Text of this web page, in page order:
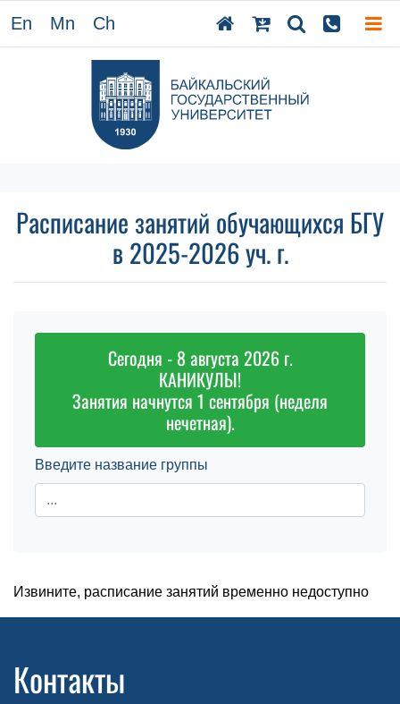
En Mn Ch
Расписание занятий обучающихся БГУ
в 2025-2026 уч. г.
Сегодня - 8 августа 2026 г.
КАНИКУЛЫ!
Занятия начнутся 1 сентября (неделя
нечетная).
Введите название группы
Извините, расписание занятий временно недоступно
Контакты